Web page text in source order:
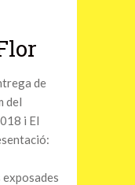
de
del
i El